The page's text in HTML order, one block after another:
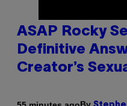
ASAP Rocky
Definitive
Creator’s